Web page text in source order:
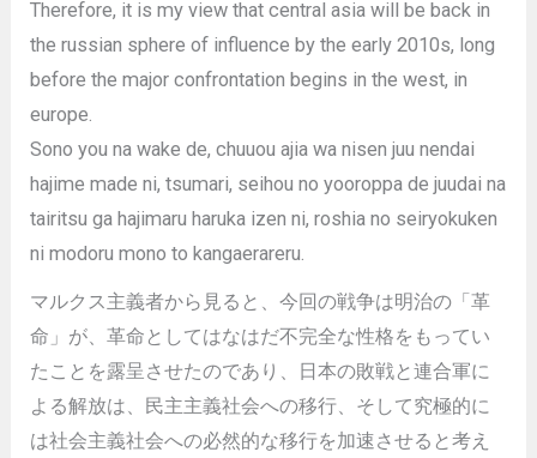
Therefore, it is my view that central asia will be back in
the russian sphere of influence by the early 2010s, long
before the major confrontation begins in the west, in
europe.
Sono you na wake de, chuuou ajia wa nisen juu nendai
hajime made ni, tsumari, seihou no yooroppa de juudai na
tairitsu ga hajimaru haruka izen ni, roshia no seiryokuken
ni modoru mono to kangaerareru.
マルクス主義者から見ると、今回の戦争は明治の「革
命」が、革命としてはなはだ不完全な性格をもってい
たことを露呈させたのであり、日本の敗戦と連合軍に
よる解放は、民主主義社会への移行、そして究極的に
は社会主義社会への必然的な移行を加速させると考え